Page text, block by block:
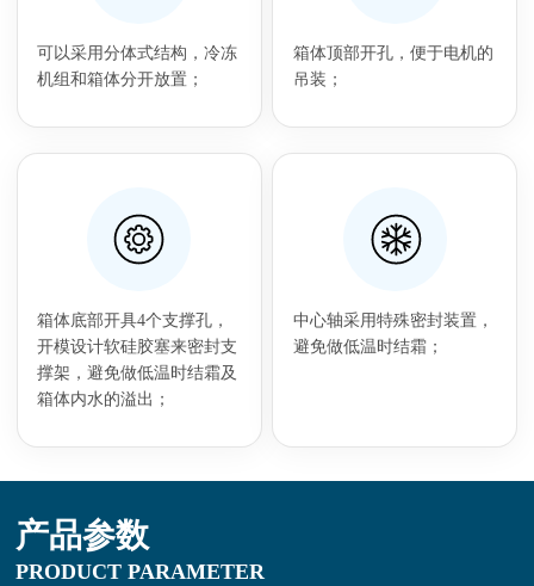
可以采用分体式结构，冷冻
机组和箱体分开放置；
箱体顶部开孔，便于电机的
吊装；
箱体底部开具4个支撑孔，
开模设计软硅胶塞来密封支
撑架，避免做低温时结霜及
箱体内水的溢出；
中心轴采用特殊密封装置，
避免做低温时结霜；
产品参数
PRODUCT PARAMETER